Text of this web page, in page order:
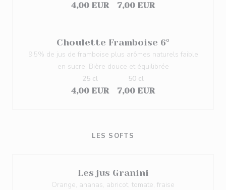
4,00 EUR
7,00 EUR
Choulette Framboise 6°
9,5% de jus de framboise plus arômes naturels faible
en sucre. Bière douce et équilibrée
4,00 EUR
25 cl
7,00 EUR
50 cl
LES SOFTS
Les jus Granini
Orange, ananas, abricot, tomate, fraise